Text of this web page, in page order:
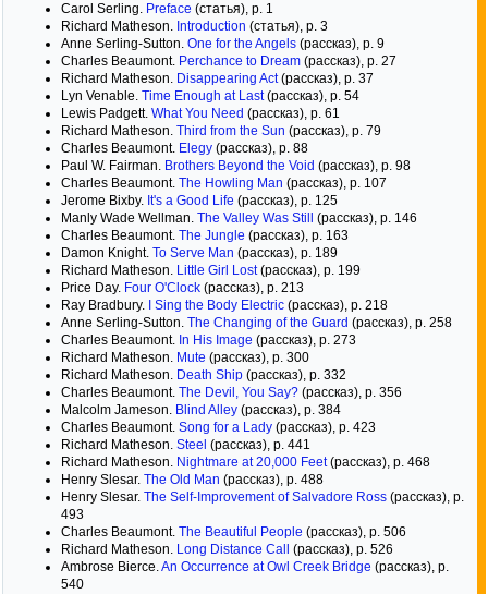
Carol Serling. Preface (статья), p. 1
Richard Matheson. Introduction (статья), p. 3
Anne Serling-Sutton. One for the Angels (рассказ), p. 9
Charles Beaumont. Perchance to Dream (рассказ), p. 27
Richard Matheson. Disappearing Act(рассказ), p. 37
Lyn Venable. Time Enough at Last(рассказ), p. 54
Lewis Padgett. What You Need (рассказ), p. 61
Richard Matheson. Third from the Sun (рассказ), p. 79
Charles Beaumont. Elegy (рассказ), p. 88
Paul W. Fairman. Brothers Beyond the Void (рассказ), p. 98
Charles Beaumont. The Howling Man (рассказ), p. 107
Jerome Bixby. It's a Good Life (рассказ), p. 125
Manly Wade Wellman. The Valley Was Still
(рассказ), p. 146
Charles Beaumont. The Jungle (рассказ), p. 163
Damon Knight. To Serve Man (рассказ), p. 189
Richard Matheson. Little Girl Lost(рассказ), p. 199
Price Day. Four O'Clock (рассказ), p. 213
Ray Bradbury.
I Sing the Body Electric (рассказ), p. 218
Anne Serling-Sutton. The Changing of the Guard (рассказ), p. 258
Charles Beaumont. In His Image (рассказ), p. 273
Richard Matheson. Mute (рассказ), p. 300
Richard Matheson. Death Ship (рассказ), p. 332
Charles Beaumont. The Devil, You Say? (рассказ), p. 356
Malcolm Jameson. Blind Alley (рассказ), p. 384
Charles Beaumont. Song for a Lady (рассказ), p. 423
Richard Matheson. Steel (рассказ), p. 441
Richard Matheson. Nightmare at 20,000 Feet(рассказ), p. 468
Henry Slesar. The Old Man (рассказ), p. 488
Henry Slesar. The Self-Improvement of Salvadore Ross (рассказ), p.
493
Charles Beaumont. The Beautiful People (рассказ), p. 506
Richard Matheson. Long Distance Call
(рассказ), p. 526
Ambrose Bierce.An Occurrence at Owl Creek Bridge (рассказ), p.
540